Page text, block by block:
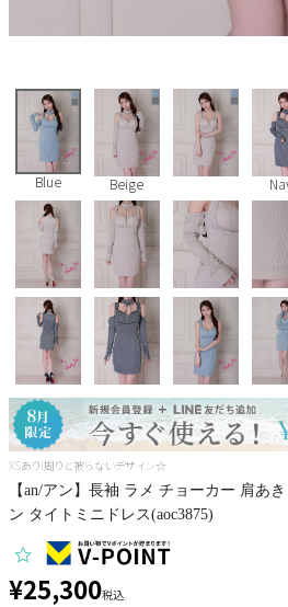
JENNNY
COMEX
Rechercher
Pleaser
Blue Beige
XSあり!周りと被らないデザイン☆
【an/アン】長袖 ラメ チョーカー 肩あ
ン タイトミニドレス(aoc3875)
¥25,300税込